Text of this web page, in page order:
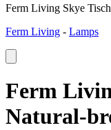
Ferm Living Skye
Ferm Living - Lamps
Ferm
Natural-